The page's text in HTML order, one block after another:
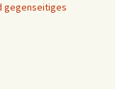
gegenseitiges